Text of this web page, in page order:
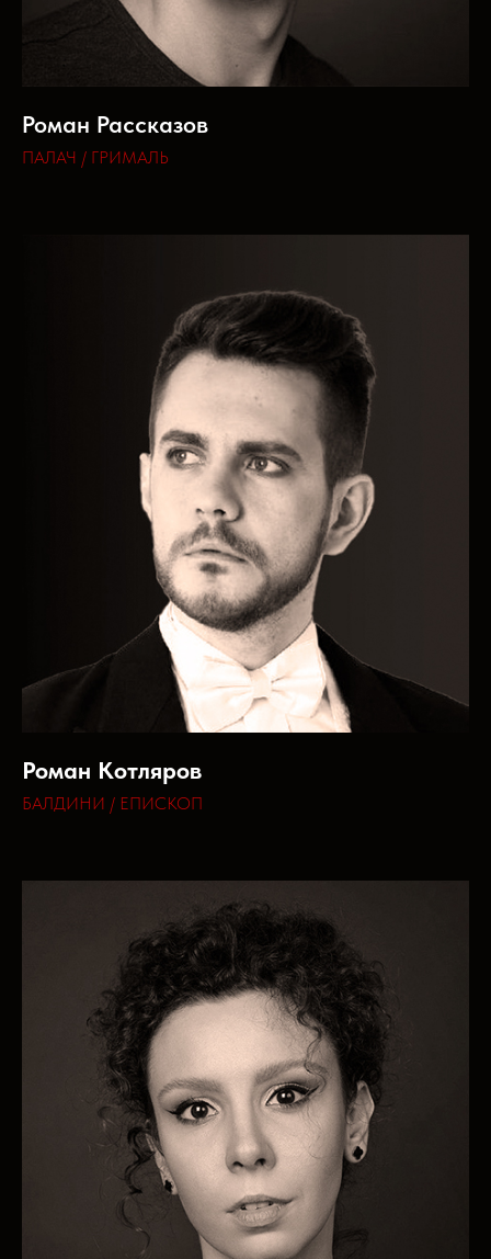
Роман Рассказов
ПАЛАЧ / ГРИМАЛЬ
Роман Котляров
БАЛДИНИ / ЕПИСКОП